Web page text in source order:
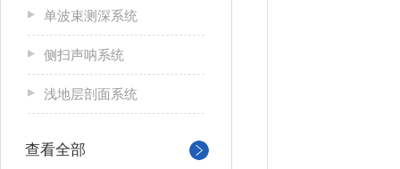
单波束测深系统
侧扫声呐系统
浅地层剖面系统
查看全部